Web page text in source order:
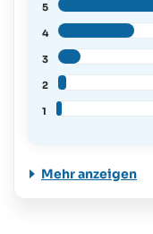
5
4
3
2
1
Mehr anzeigen